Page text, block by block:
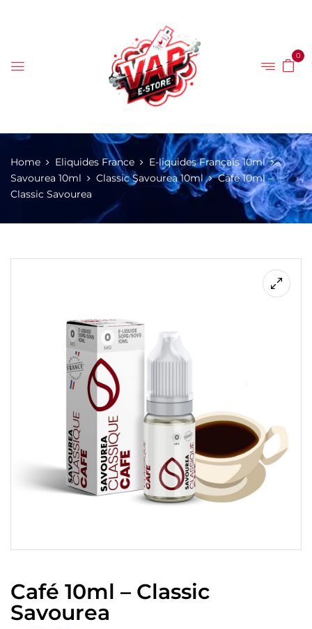
0
Home Eliquides France
E-liquides Français 10ml
Savourea 10ml
Classic Savourea 10ml
Café 10ml –
Classic Savourea
Café 10ml – Classic
Savourea